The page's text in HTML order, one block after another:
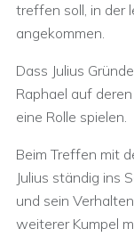
treffen soll, in der
angekommen.
Dass Julius
Raphael auf
eine Rolle spielen.
Beim Treffen mit
Julius ständig ins
und sein
weiterer Kumpel